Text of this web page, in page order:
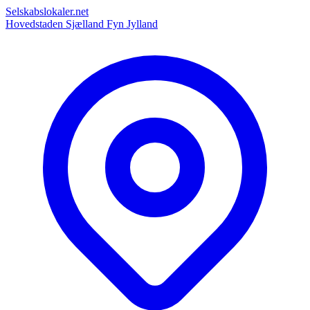
Selskabslokaler.net
Hovedstaden Sjælland Fyn Jylland